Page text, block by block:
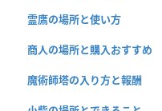
霊鷹の場所と使い方
商人の場所と購入おすすめ
魔術師塔の入り方と報酬